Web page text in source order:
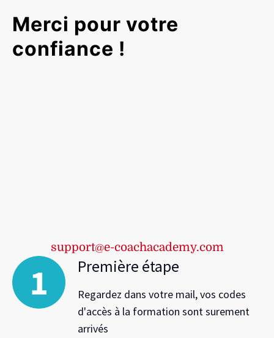
Merci pour votre
confiance !
support@e-coachacademy.com
Première étape
Regardez dans votre mail, vos codes
d'accès à la formation sont surement
arrivés